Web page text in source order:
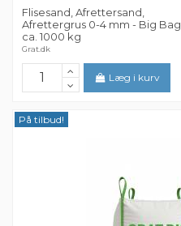
Flisesand, Afrettersand,
Afrettergrus 0-4 mm - Big Bag
ca. 1000 kg
Grat.dk
Læg i kurv
På tilbud!